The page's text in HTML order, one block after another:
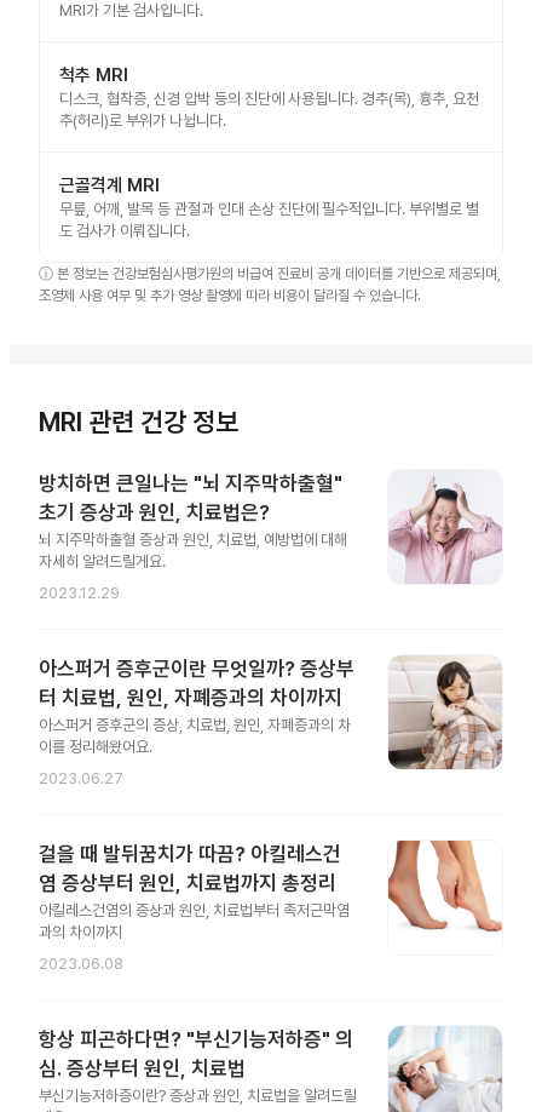
MRI가 기본 검사입니다.
척추 MRI
디스크, 협착증, 신경 압박 등의 진단에 사용됩니다. 경추(목), 흉추, 요천
추(허리)로 부위가 나뉩니다.
근골격계 MRI
무릎, 어깨, 발목 등 관절과 인대 손상 진단에 필수적입니다. 부위별로 별
도 검사가 이뤄집니다.
ⓘ 본 정보는 건강보험심사평가원의 비급여 진료비 공개 데이터를 기반으로 제공되며,
조영제 사용 여부 및 추가 영상 촬영에 따라 비용이 달라질 수 있습니다.
MRI 관련 건강 정보
방치하면 큰일나는 "뇌 지주막하출혈"
초기 증상과 원인, 치료법은?
뇌 지주막하출혈 증상과 원인, 치료법, 예방법에 대해
자세히 알려드릴게요.
2023.12.29
아스퍼거 증후군이란 무엇일까? 증상부
터 치료법, 원인, 자폐증과의 차이까지
아스퍼거 증후군의 증상, 치료법, 원인, 자폐증과의 차
이를 정리해왔어요.
2023.06.27
걸을 때 발뒤꿈치가 따끔? 아킬레스건
염 증상부터 원인, 치료법까지 총정리
아킬레스건염의 증상과 원인, 치료법부터 족저근막염
과의 차이까지
2023.06.08
항상 피곤하다면? "부신기능저하증" 의
심. 증상부터 원인, 치료법
부신기능저하증이란? 증상과 원인, 치료법을 알려드릴